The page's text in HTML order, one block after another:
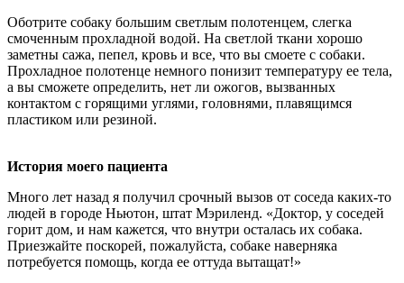
Оботрите собаку большим светлым полотенцем, слегка
смоченным прохладной водой. На светлой ткани хорошо
заметны сажа, пепел, кровь и все, что вы смоете с собаки.
Прохладное полотенце немного понизит температуру ее тела,
а вы сможете определить, нет ли ожогов, вызванных
контактом с горящими углями, головнями, плавящимся
пластиком или резиной.
История моего пациента
Много лет назад я получил срочный вызов от соседа каких-то
людей в городе Ньютон, штат Мэриленд. «Доктор, у соседей
горит дом, и нам кажется, что внутри осталась их собака.
Приезжайте поскорей, пожалуйста, собаке наверняка
потребуется помощь, когда ее оттуда вытащат!»